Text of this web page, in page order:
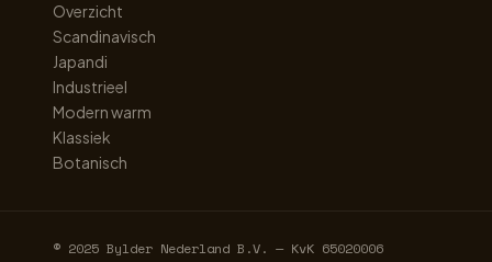
Overzicht
Scandinavisch
Japandi
Industrieel
Modern warm
Klassiek
Botanisch
© 2025 Bylder Nederland B.V. — KvK 65020006